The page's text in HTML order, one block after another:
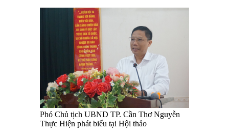
Phó Chủ tịch UBND TP. Cần Thơ Nguyễn
Thực Hiện phát biểu tại Hội thảo